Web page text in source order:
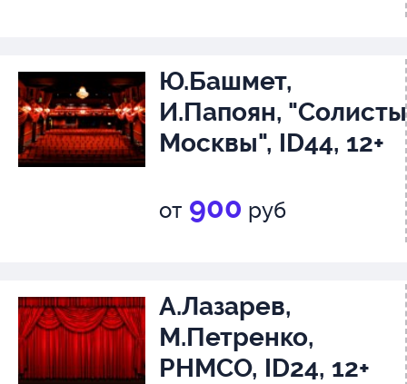
Ю.Башмет,
И.Папоян, "Солисты
Москвы", ID44, 12+
от 900 руб
А.Лазарев,
М.Петренко,
РНМСО, ID24, 12+